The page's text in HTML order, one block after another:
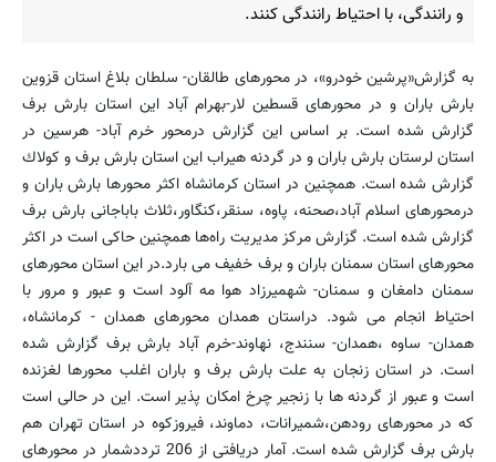
و رانندگی، با احتیاط رانندگی كنند.
به گزارش«پرشین خودرو»، در محورهای طالقان- سلطان ‌بلاغ استان قزوین
بارش باران و در محورهای قسطین لار-بهرام آباد این استان بارش برف
گزارش شده است. بر اساس این گزارش درمحور خرم آباد- هرسین در
استان لرستان بارش باران و در گردنه هیراب این استان بارش برف و كولاك
گزارش شده است. همچنین در استان كرمانشاه اكثر محورها بارش باران و
درمحورهای اسلام آباد،صحنه، پاوه، سنقر،كنگاور،ثلاث باباجانی بارش برف
گزارش شده است. گزارش مركز مدیریت راه‌ها همچنین حاكی است در اكثر
محورهای استان سمنان باران و برف خفیف می بارد.در این استان محورهای
سمنان دامغان و سمنان- شهمیرزاد هوا مه آلود است و عبور و مرور با
احتیاط انجام می شود. دراستان همدان محورهای همدان - كرمانشاه،
همدان- ساوه ،همدان- سنندج، نهاوند-خرم آباد بارش برف گزارش شده
است. در استان زنجان به علت بارش برف و باران اغلب محورها لغزنده
است و عبور از گردنه ها با زنجیر چرخ امكان پذیر است. این در حالی است
كه در محورهای رودهن،شمیرانات، دماوند، فیروزكوه در استان تهران هم
بارش برف گزارش شده است. آمار دریافتی از 206 ترددشمار در محورهای